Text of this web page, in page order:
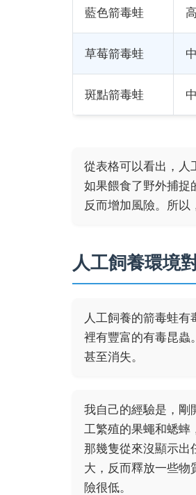
藍色箭毒蛙 高
草莓箭毒蛙
斑點箭毒蛙 中
從表格可以看出，人
如果餵食了野外捕捉
反而增加風險。所以
人工飼養環境
人工飼養的箭毒蛙
裡有豐富的有毒昆蟲
甚至消失。
我自己的經驗是，剛
工繁殖的果蠅和蟋蟀
那幾隻從來沒顯示出
大，反而釋放一些物
險很低。